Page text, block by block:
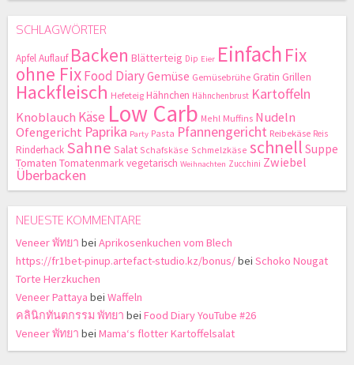
SCHLAGWÖRTER
ApfelAuflauf Backen Blätterteig Dip Eier Einfach Fix
ohne FixFood DiaryGemüse Gemüsebrühe Gratin Grillen
Hackfleisch Hefeteig Hähnchen Hähnchenbrust Kartoffeln
Knoblauch Käse Low Carb Mehl Muffins Nudeln
Ofengericht Paprika Party Pasta Pfannengericht Reibekäse Reis
Rinderhack Sahne Salat Schafskäse Schmelzkäse schnell Suppe
Tomaten Tomatenmarkvegetarisch Weihnachten Zucchini Zwiebel
Überbacken
NEUESTE KOMMENTARE
Veneer พัทยา bei Aprikosenkuchen vom Blech
https://fr1bet-pinup.artefact-studio.kz/bonus/bei Schoko Nougat
Torte Herzkuchen
Veneer Pattaya bei Waffeln
คลินิกทันตกรรม พัทยา bei Food Diary YouTube #26
Veneer พัทยา bei Mama‘s flotter Kartoffelsalat